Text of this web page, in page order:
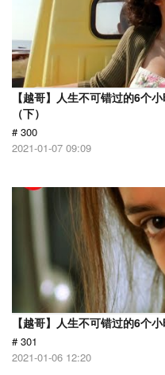
【越哥】人生不可错过的6个
（下）
# 300
2021-01-07 09:09
【越哥】人生不可错过的6个
# 301
2021-01-06 12:20